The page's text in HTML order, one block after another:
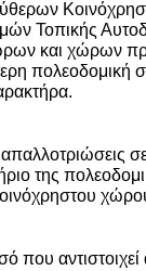
Τοπικής
και χώρων
σε
της
που